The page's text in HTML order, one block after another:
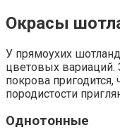
Окрасы
У прямоухих
цветовых вариаций.
покрова
породистости
Однотонные